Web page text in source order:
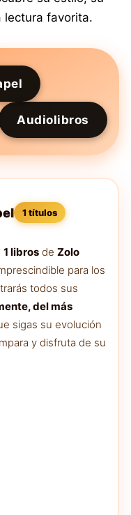
lectura favorita.
Audiolibros
1 títulos
1 libros de Zolo
para los
todos sus
del más
sigas su evolución
y disfruta de su